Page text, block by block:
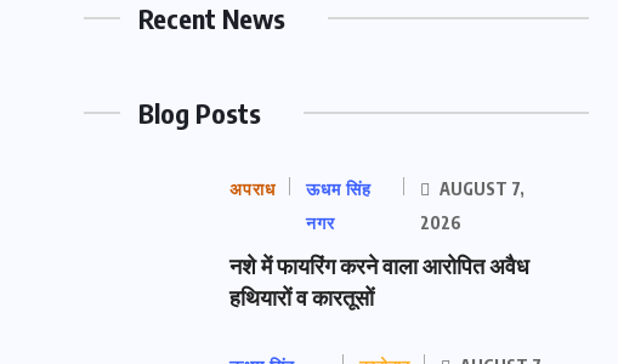
Recent News
Blog Posts
अपराध
ऊधम सिंह
नगर
AUGUST 7,
2026
नशे में फायरिंग करने वाला आरोपित अवैध
हथियारों व कारतूसों